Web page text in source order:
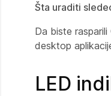
Šta uraditi
Da biste
desktop
LED